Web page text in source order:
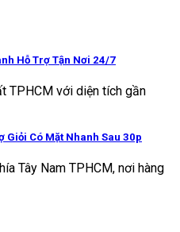
Hỗ Trợ Tận Nơi 24/7
TPHCM với diện tích gần
Giỏi Có Mặt Nhanh Sau 30p
Tây Nam TPHCM, nơi hàng